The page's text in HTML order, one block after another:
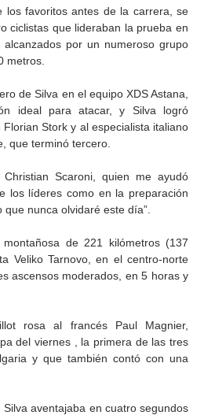
los favoritos antes de la carrera, se
ciclistas que lideraban la prueba en
por un numeroso grupo
metros.
de Silva en el equipo XDS Astana,
ideal para atacar, y Silva logró
Stork y al especialista italiano
que terminó tercero.
Scaroni, quien me ayudó
los líderes como en la preparación
que nunca olvidaré este día”.
de 221 kilómetros (137
Veliko Tarnovo, en el centro-norte
ascensos moderados, en 5 horas y
rosa al francés Paul Magnier,
del viernes , la primera de las tres
y que también contó con una
aventajaba en cuatro segundos